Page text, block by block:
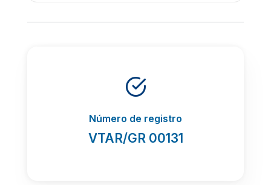
Número de registro
VTAR/GR 00131